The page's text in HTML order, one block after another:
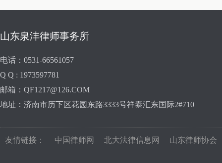
山东泉沣律师事务所
电话：0531-66561057
Q Q : 1973597781
邮箱：QF1217@126.COM
地址：济南市历下区花园东路3333号祥泰汇东国际2#710
友情链接： 中国律师网 北大法律信息网 山东律师协会